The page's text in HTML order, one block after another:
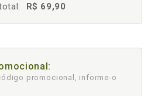
R$ 69,90
promocional, informe-o